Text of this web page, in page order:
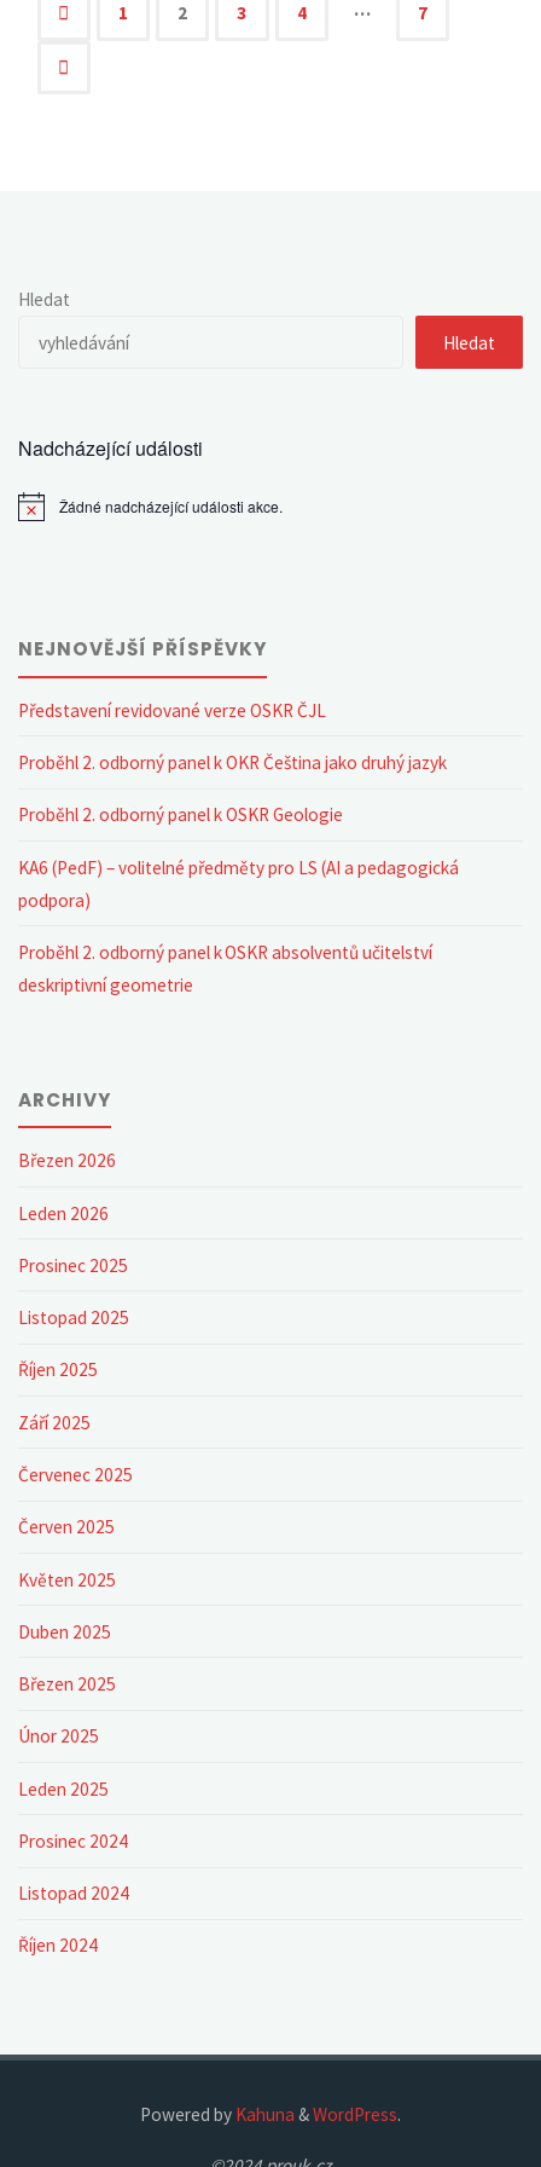
panel
Navigace
1 2 3 4 … 7
Hledat
Hledat
Nadcházející události
NoticeŽádné nadcházející události akce.
NEJNOVĚJŠÍ PŘÍSPĚVKY
Představení revidované verze OSKR ČJL
Proběhl 2. odborný panel k OKR Čeština jako druhý jazyk
Proběhl 2. odborný panel k OSKR Geologie
KA6 (PedF) – volitelné předměty pro LS (AI a pedagogická
podpora)
Proběhl 2. odborný panel k OSKR absolventů učitelství
deskriptivní geometrie
ARCHIVY
Březen 2026
Leden 2026
Prosinec 2025
Listopad 2025
Říjen 2025
Září 2025
Červenec 2025
Červen 2025
Květen 2025
Duben 2025
Březen 2025
Únor 2025
Leden 2025
Prosinec 2024
Listopad 2024
Říjen 2024
Powered by Kahuna &WordPress.